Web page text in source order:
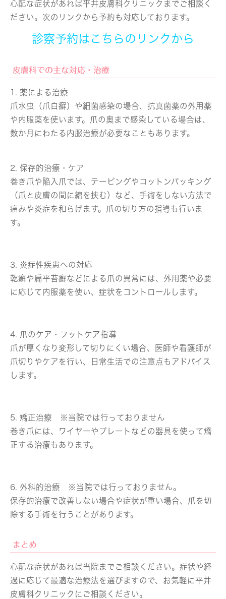
心配な症状があれば平井皮膚科クリニックまでご相談く
ださい。次のリンクから予約も対応しております。
診察予約はこちらのリンクから
皮膚科での主な対応・治療
1. 薬による治療
爪水虫（爪白癬）や細菌感染の場合、抗真菌薬の外用薬
や内服薬を使います。爪の奥まで感染している場合は、
数か月にわたる内服治療が必要なこともあります。
2. 保存的治療・ケア
巻き爪や陥入爪では、テーピングやコットンパッキング
（爪と皮膚の間に綿を挟む）など、手術をしない方法で
痛みや炎症を和らげます。爪の切り方の指導も行いま
す。
3. 炎症性疾患への対応
乾癬や扁平苔癬などによる爪の異常には、外用薬や必要
に応じて内服薬を使い、症状をコントロールします。
4. 爪のケア・フットケア指導
爪が厚くなり変形して切りにくい場合、医師や看護師が
爪切りやケアを行い、日常生活での注意点もアドバイス
します。
5. 矯正治療 ※当院では行っておりません
巻き爪には、ワイヤーやプレートなどの器具を使って矯
正する治療もあります。
6. 外科的治療 ※当院では行っておりません。
保存的治療で改善しない場合や症状が重い場合、爪を切
除する手術を行うことがあります。
まとめ
心配な症状があれば当院までご相談ください。症状や経
過に応じて最適な治療法を選びますので、お気軽に平井
皮膚科クリニックにご相談ください。